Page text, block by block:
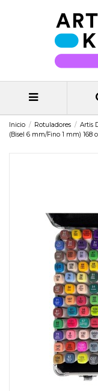
Inicio Rotuladores Artis
(Bisel 6 mm/Fino 1 mm) 168